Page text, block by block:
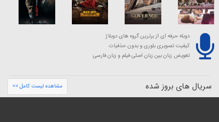
دوبله حرفه ای از برترین گروه های دوبلاژ
کیفیت تصویری بلوری و بدون حذفیات
تعویض زبان بین زبان اصلی فیلم و زبان فارسی
سریال های بروز شده مشاهده لیست کامل >>